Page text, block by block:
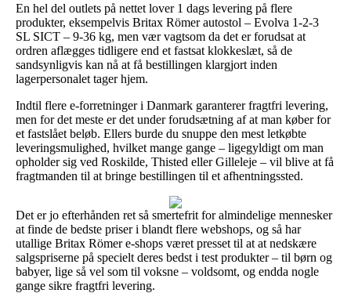
En hel del outlets på nettet lover 1 dags levering på flere
produkter, eksempelvis Britax Römer autostol – Evolva 1-2-3
SL SICT – 9-36 kg, men vær vagtsom da det er forudsat at
ordren aflægges tidligere end et fastsat klokkeslæt, så de
sandsynligvis kan nå at få bestillingen klargjort inden
lagerpersonalet tager hjem.
Indtil flere e-forretninger i Danmark garanterer fragtfri levering,
men for det meste er det under forudsætning af at man køber for
et fastslået beløb. Ellers burde du snuppe den mest letkøbte
leveringsmulighed, hvilket mange gange – ligegyldigt om man
opholder sig ved Roskilde, Thisted eller Gilleleje – vil blive at få
fragtmanden til at bringe bestillingen til et afhentningssted.
Det er jo efterhånden ret så smertefrit for almindelige mennesker
at finde de bedste priser i blandt flere webshops, og så har
utallige Britax Römer e-shops været presset til at at nedskære
salgspriserne på specielt deres bedst i test produkter – til børn og
babyer, lige så vel som til voksne – voldsomt, og endda nogle
gange sikre fragtfri levering.